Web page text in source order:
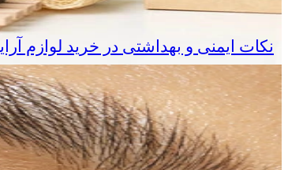
نکات ایمنی و بهداشتی در خرید لوازم